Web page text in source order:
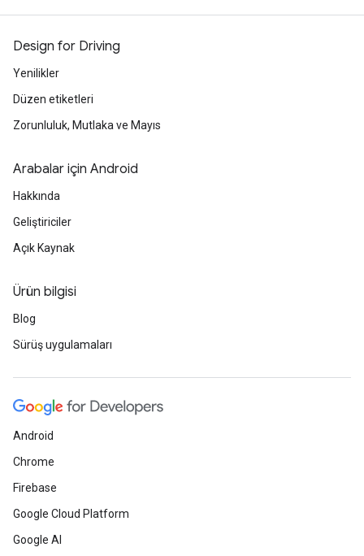
Design for Driving
Yenilikler
Düzen etiketleri
Zorunluluk, Mutlaka ve Mayıs
Arabalar için Android
Hakkında
Geliştiriciler
Açık Kaynak
Ürün bilgisi
Blog
Sürüş uygulamaları
Android
Chrome
Firebase
Google Cloud Platform
Google AI